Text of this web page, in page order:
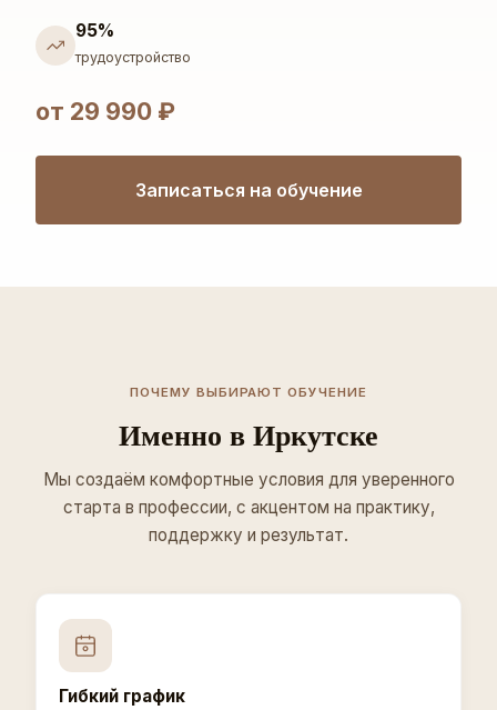
95%
трудоустройство
от 29 990 ₽
Записаться на обучение
ПОЧЕМУ ВЫБИРАЮТ ОБУЧЕНИЕ
Именно в Иркутске
Мы создаём комфортные условия для уверенного
старта в профессии, с акцентом на практику,
поддержку и результат.
Гибкий график